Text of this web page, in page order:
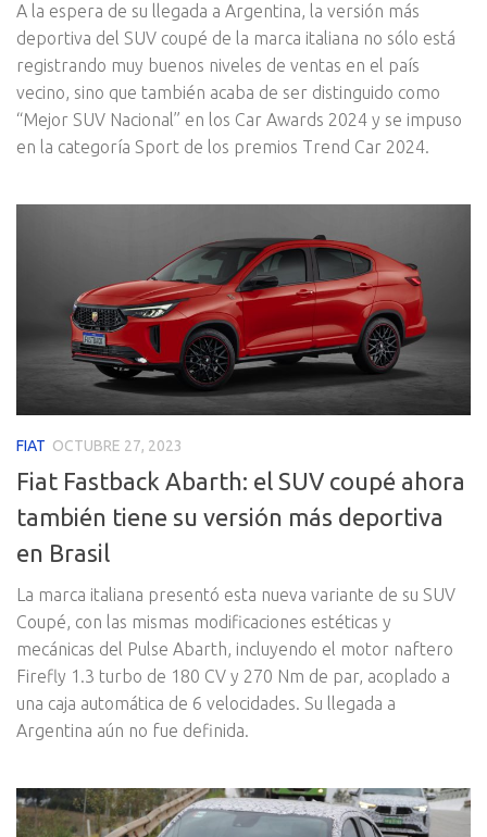
A la espera de su llegada a Argentina, la versión más
deportiva del SUV coupé de la marca italiana no sólo está
registrando muy buenos niveles de ventas en el país
vecino, sino que también acaba de ser distinguido como
“Mejor SUV Nacional” en los Car Awards 2024 y se impuso
en la categoría Sport de los premios Trend Car 2024.
FIAT OCTUBRE 27, 2023
Fiat Fastback Abarth: el SUV coupé ahora
también tiene su versión más deportiva
en Brasil
La marca italiana presentó esta nueva variante de su SUV
Coupé, con las mismas modificaciones estéticas y
mecánicas del Pulse Abarth, incluyendo el motor naftero
Firefly 1.3 turbo de 180 CV y 270 Nm de par, acoplado a
una caja automática de 6 velocidades. Su llegada a
Argentina aún no fue definida.